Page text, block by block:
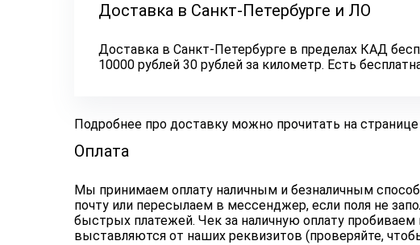
Доставка в Санкт-Петербурге и ЛО
Доставка в Санкт-Петербурге в пределах КАД
10000 рублей 30 рублей за километр. Есть
Подробнее про доставку можно прочитать на странице
Оплата
Мы принимаем оплату наличным и безналичным
почту или пересылаем в мессенджер, если поля не
быстрых платежей. Чек за наличную оплату
выставляются от наших реквизитов (проверяйте,